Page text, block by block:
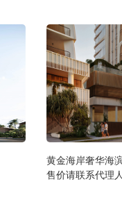
黄金海岸奢华海
售价请联系代理人